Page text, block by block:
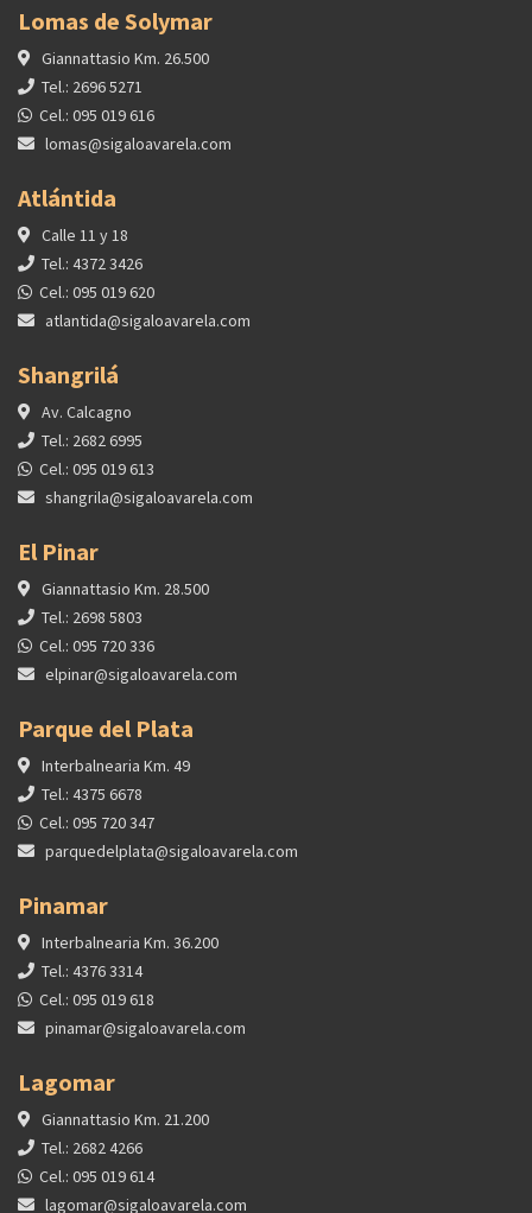
Lomas de Solymar
Giannattasio Km. 26.500
Tel.: 2696 5271
Cel.: 095 019 616
lomas@sigaloavarela.com
Atlántida
Calle 11 y 18
Tel.: 4372 3426
Cel.: 095 019 620
atlantida@sigaloavarela.com
Shangrilá
Av. Calcagno
Tel.: 2682 6995
Cel.: 095 019 613
shangrila@sigaloavarela.com
El Pinar
Giannattasio Km. 28.500
Tel.: 2698 5803
Cel.: 095 720 336
elpinar@sigaloavarela.com
Parque del Plata
Interbalnearia Km. 49
Tel.: 4375 6678
Cel.: 095 720 347
parquedelplata@sigaloavarela.com
Pinamar
Interbalnearia Km. 36.200
Tel.: 4376 3314
Cel.: 095 019 618
pinamar@sigaloavarela.com
Lagomar
Giannattasio Km. 21.200
Tel.: 2682 4266
Cel.: 095 019 614
lagomar@sigaloavarela.com